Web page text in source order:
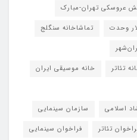
عروسکی تهران-مبارک
وحدت
تماشاخانه سنگلج
تئاتر
خانه موسیقی ایران
اسلامی
سازمان سینمایی
تئاتر
فراخوان سینمایی